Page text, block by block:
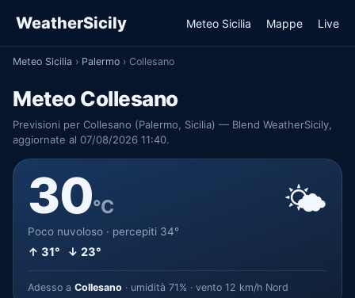
WeatherSicily Meteo Sicilia Mappe Live
Meteo Sicilia › Palermo › Collesano
Meteo Collesano
Previsioni per Collesano (Palermo, Sicilia) — Blend WeatherSicily,
aggiornate al 07/08/2026 11:40.
30°C
Poco nuvoloso · percepiti 34°
↑ 31° ↓ 23°
🌤️
Adesso a Collesano · umidità 71% · vento 12 km/h Nord